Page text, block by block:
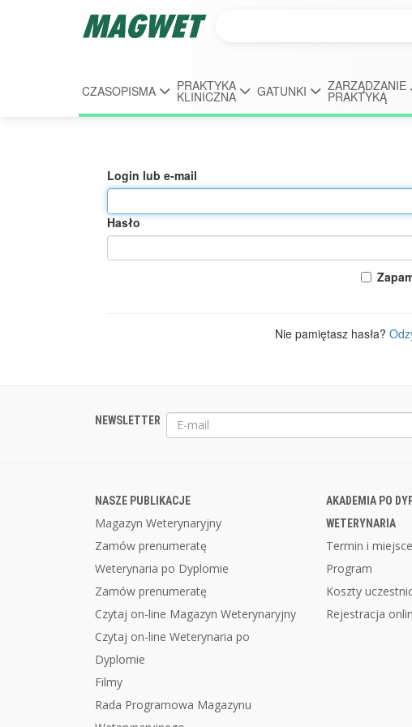
CZASOPISMA PRAKTYKA
KLINICZNA GATUNKI ZARZĄDZANIE
PRAKTYKĄ
Login lub e-mail
Hasło
Nie pamiętasz hasła?
NEWSLETTER
NASZE PUBLIKACJE
Magazyn Weterynaryjny
Zamów prenumeratę
Weterynaria po Dyplomie
Zamów prenumeratę
Czytaj on-line Magazyn Weterynaryjny
Czytaj on-line Weterynaria po
Dyplomie
Filmy
Rada Programowa Magazynu
AKADEMIA PO
WETERYNARIA
Termin i miejsce
Program
Koszty
Rejestracja